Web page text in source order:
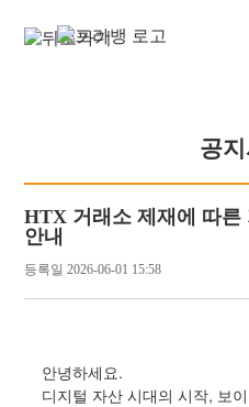
공
HTX 거래소 제재에 따른
안내
등록일2026-06-01 15:58
안녕하세요.
디지털 자산 시대의 시작, 보